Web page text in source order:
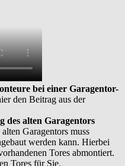
bei einer Garagentor-
den Beitrag aus der
des alten Garagentors
Garagentors muss
werden kann. Hierbei
Tores abmontiert.
Tores für Sie.